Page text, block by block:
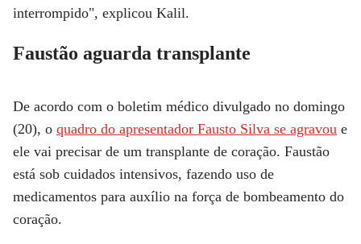
interrompido", explicou Kalil.
Faustão aguarda transplante
De acordo com o boletim médico divulgado no domingo
(20), o quadro do apresentador Fausto Silva se agravou e
ele vai precisar de um transplante de coração. Faustão
está sob cuidados intensivos, fazendo uso de
medicamentos para auxílio na força de bombeamento do
coração.